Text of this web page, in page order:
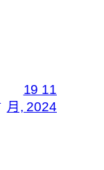
19 11
月, 2024